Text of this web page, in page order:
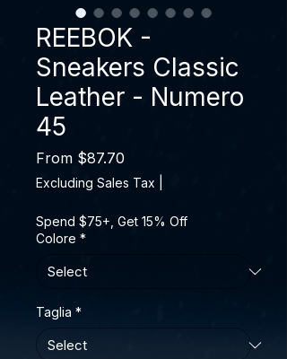
REEBOK -
Sneakers Classic
Leather - Numero
45
From $87.70
Excluding Sales Tax
Spend $75+, Get 15% Off
Colore *
Taglia *